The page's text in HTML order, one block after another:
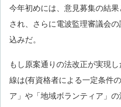
今年初めには、意見募集の結
され、さらに電波監理審議会
込みだ。
もし原案通りの法改正が実現
線は(有資格者による一定条件
ア」や「地域ボランティア」